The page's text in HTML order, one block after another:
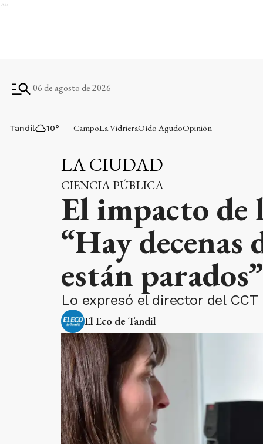
Ads
06 de agosto de 2026
Tandil 10° CampoLa VidrieraOído AgudoOpinión
LA CIUDAD
CIENCIA PÚBLICA
El impacto de
“Hay
están parados”
Lo expresó el director del
El Eco de Tandil